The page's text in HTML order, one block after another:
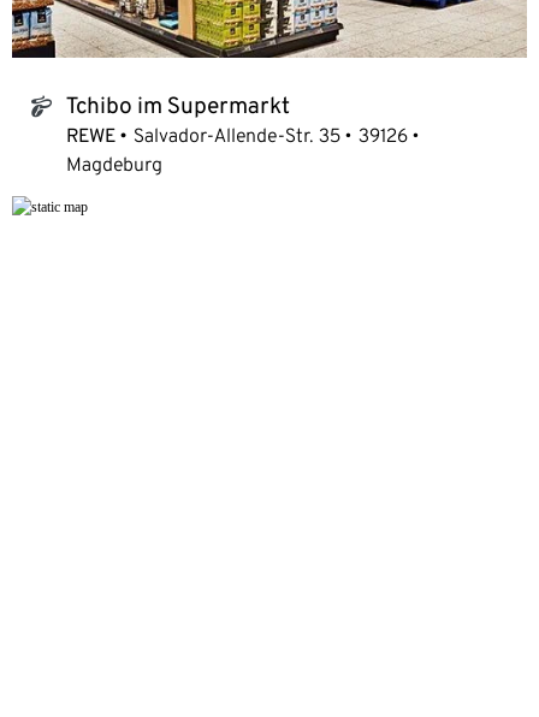
tchibo_logo Tchibo im Supermarkt
REWE Salvador-Allende-Str. 35
39126
Magdeburg